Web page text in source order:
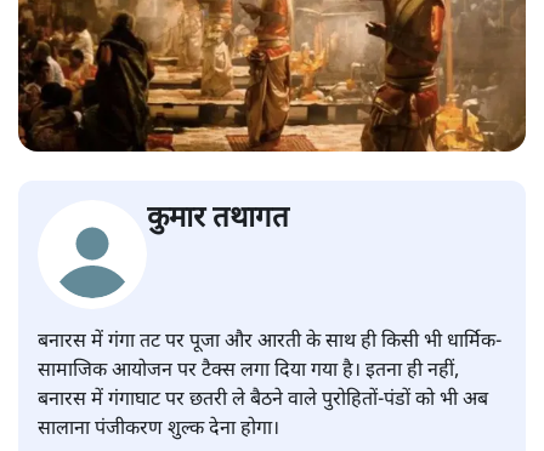
कुमार तथागत
बनारस में गंगा तट पर पूजा और आरती के साथ ही किसी भी धार्मिक-
सामाजिक आयोजन पर टैक्स लगा दिया गया है। इतना ही नहीं,
बनारस में गंगाघाट पर छतरी ले बैठने वाले पुरोहितों-पंडों को भी अब
सालाना पंजीकरण शुल्क देना होगा।